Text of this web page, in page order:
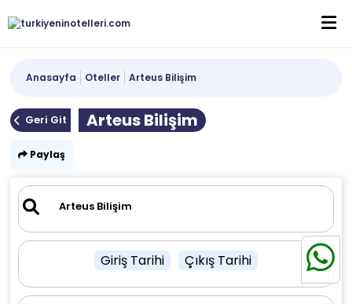
Anasayfa Oteller Arteus Bilişim
Geri Git Arteus Bilişim
Paylaş
Giriş Tarihi Çıkış Tarihi